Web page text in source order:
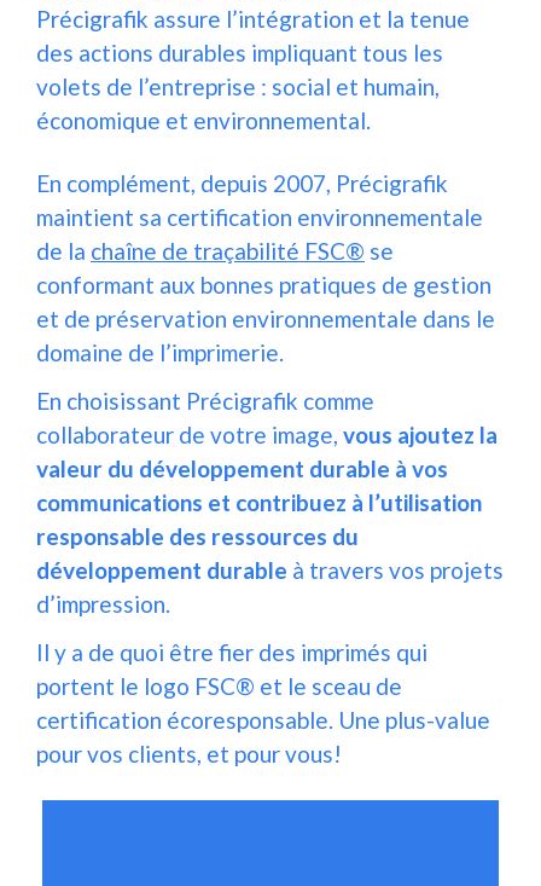
Précigrafik assure l’intégration et la tenue
des actions durables impliquant tous les
volets de l’entreprise : social et humain,
économique et environnemental.
En complément, depuis 2007, Précigrafik
maintient sa certification environnementale
de la chaîne de traçabilité FSC® se
conformant aux bonnes pratiques de gestion
et de préservation environnementale dans le
domaine de l’imprimerie.
En choisissant Précigrafik comme
collaborateur de votre image, vous ajoutez la
valeur du développement durable à vos
communications et contribuez à l’utilisation
responsable des ressources du
développement durable à travers vos projets
d’impression.
Il y a de quoi être fier des imprimés qui
portent le logo FSC® et le sceau de
certification écoresponsable. Une plus-value
pour vos clients, et pour vous!